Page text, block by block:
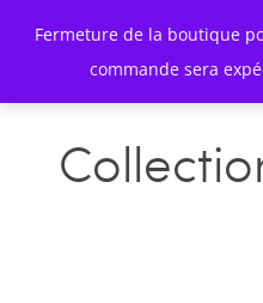
Fermeture de la boutique
commande sera